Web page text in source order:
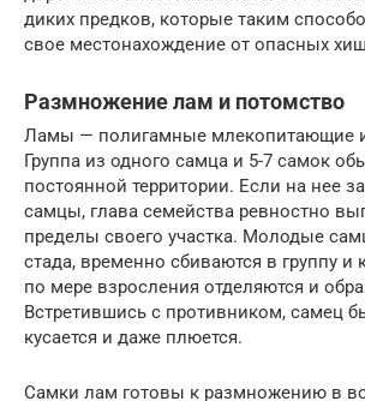
диких предков, которые таким
свое местонахождение от опасных
Размножение лам и потомство
Ламы — полигамные млекопитающие
Группа из одного самца и 5-7 самок
постоянной территории. Если на нее
самцы, глава семейства ревностно
пределы своего участка. Молодые
стада, временно сбиваются в группу и
по мере взросления отделяются и
Встретившись с противником, самец
кусается и даже плюется.
Самки лам готовы к размножению в